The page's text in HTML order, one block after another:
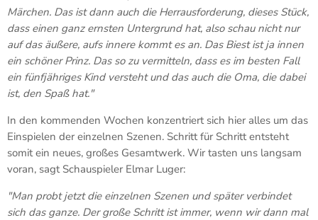
Märchen. Das ist dann auch die Herrausforderung, dieses Stück,
dass einen ganz ernsten Untergrund hat, also schau nicht nur
auf das äußere, aufs innere kommt es an. Das Biest ist ja innen
ein schöner Prinz. Das so zu vermitteln, dass es im besten Fall
ein fünfjähriges Kind versteht und das auch die Oma, die dabei
ist, den Spaß hat."
In den kommenden Wochen konzentriert sich hier alles um das
Einspielen der einzelnen Szenen. Schritt für Schritt entsteht
somit ein neues, großes Gesamtwerk. Wir tasten uns langsam
voran, sagt Schauspieler Elmar Luger:
"Man probt jetzt die einzelnen Szenen und später verbindet
sich das ganze. Der große Schritt ist immer, wenn wir dann mal